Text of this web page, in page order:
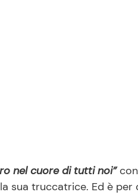
nel cuore di tutti noi”
sua truccatrice. Ed è per